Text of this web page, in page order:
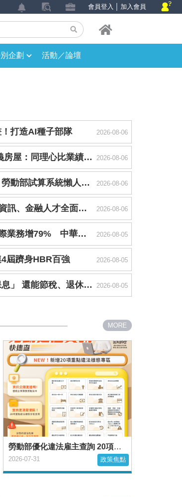
會員登入 加入會員
企劃 活動／論壇
招考1,927人 9/8開放報名
打造AI種子部隊 2026-08-06
社工魂進駐房仲業 信義房屋：同理心比業績更能贏得信任 2026-08-06
加班費、特休怎麼算？勞動部試算系統懶人包影片教你秒懂 2026-08-06
台銀招募347人！AI、資訊、金融人才全面徵才 8/6起報名 2026-08-06
ICT營收年增32%、國際業務增79% 中華電信續攻AI商機 2026-08-05
屆躋身HBR百強 2026-08-05
勞退自提享「保本、保息」 還能節稅、退休多領一筆 2026-08-05
MORE
勞動部優化違法雇主查詢 20項違法樣態一鍵查
2026-07-31 政策焦點